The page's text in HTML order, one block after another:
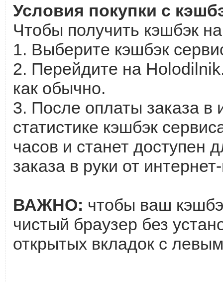
Условия покупки с
Чтобы получить кэшбэк
1. Выберите кэшбэк
2. Перейдите на
как обычно.
3. После оплаты заказа в
статистике кэшбэк
часов и станет доступен
заказа в руки от
ВАЖНО: чтобы ваш
чистый браузер без
открытых вкладок с